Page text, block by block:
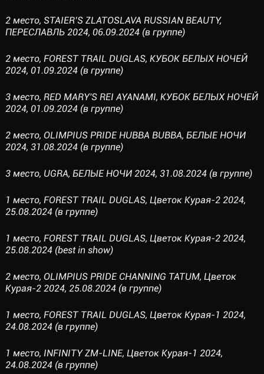
2 место, STAIER’S ZLATOSLAVA RUSSIAN BEAUTY,
ПЕРЕСЛАВЛЬ 2024, 06.09.2024 (в группе)
2 место, FOREST TRAIL DUGLAS, КУБОК БЕЛЫХ НОЧЕЙ
2024, 01.09.2024 (в группе)
3 место, RED MARY'S REI AYANAMI, КУБОК БЕЛЫХ НОЧЕЙ
2024, 01.09.2024 (в группе)
2 место, OLIMPIUS PRIDE HUBBA BUBBA, БЕЛЫЕ НОЧИ
2024, 31.08.2024 (в группе)
3 место, UGRA, БЕЛЫЕ НОЧИ 2024, 31.08.2024 (в группе)
1 место, FOREST TRAIL DUGLAS, Цветок Курая-2 2024,
25.08.2024 (в группе)
1 место, FOREST TRAIL DUGLAS, Цветок Курая-2 2024,
25.08.2024 (best in show)
2 место, OLIMPIUS PRIDE CHANNING TATUM, Цветок
Курая-2 2024, 25.08.2024 (в группе)
1 место, FOREST TRAIL DUGLAS, Цветок Курая-1 2024,
24.08.2024 (в группе)
1 место, INFINITY ZM-LINE, Цветок Курая-1 2024,
24.08.2024 (в группе)